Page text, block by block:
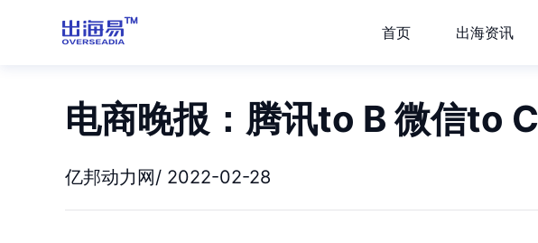
首页 出海资讯
电商晚报：腾讯to B 微信to C
亿邦动力网/ 2022-02-28